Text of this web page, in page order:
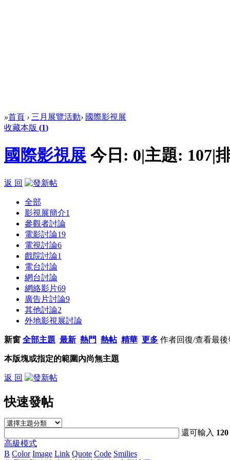
»首頁 › 三月展覽活動› 國際影視展
收藏本版 (1)
國際影視展 今日: 0|主題: 107|
返 回
全部
影視展簡介1
參觀者討論
電影討論19
電視討論6
戲院討論1
電台討論
網台討論
網絡影片69
廣告片討論9
其他討論2
外地影視展討論
新窗 全部主題 最新 熱門 熱帖 精華 更多 作者回復/查看最後
本版塊或指定的範圍內尚無主題
返 回
快速發帖
還可輸入 120
高級模式
B Color Image Link Quote Code Smilies